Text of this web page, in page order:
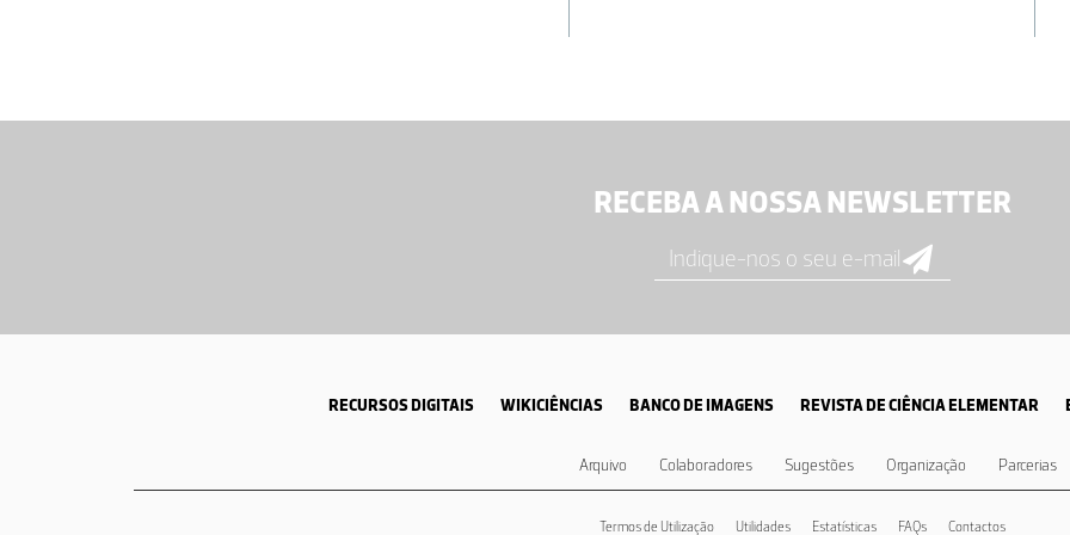
RECEBA A NOSSA NEWSLETTER
RECURSOS DIGITAIS WIKICIÊNCIAS BANCO DE IMAGENS REVISTA DE CIÊNCIA ELEMENTAR
Arquivo Colaboradores Sugestões Organização Parcerias
Termos de Utilização Utilidades Estatísticas FAQs Contactos